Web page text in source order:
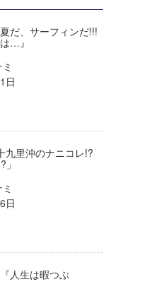
だ、サーフィンだ!!!
…』
日
九里沖のナニコレ!?
日
人生は暇つぶ